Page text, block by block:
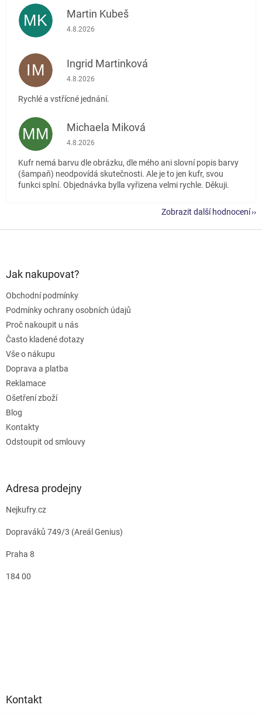
MK Martin Kubeš
Hodnocení obchodu je 5 z 5 hvězdiček.
4.8.2026
IM Ingrid Martinková
Hodnocení obchodu je 5 z 5 hvězdiček.
4.8.2026
Rychlé a vstřícné jednání.
MM Michaela Miková
Hodnocení obchodu je 5 z 5 hvězdiček.
4.8.2026
Kufr nemá barvu dle obrázku, dle mého ani slovní popis barvy
(šampaň) neodpovídá skutečnosti. Ale je to jen kufr, svou
funkci splní. Objednávka bylla vyřizena velmi rychle. Děkuji.
Zobrazit další hodnocení
Jak nakupovat?
Obchodní podmínky
Podmínky ochrany osobních údajů
Proč nakoupit u nás
Často kladené dotazy
Vše o nákupu
Doprava a platba
Reklamace
Ošetření zboží
Blog
Kontakty
Odstoupit od smlouvy
Adresa prodejny
Nejkufry.cz
Dopraváků 749/3 (Areál Genius)
Praha 8
184 00
Kontakt